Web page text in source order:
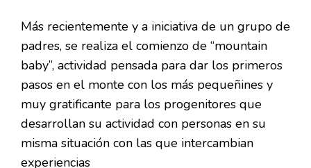
Más recientemente y a iniciativa de un grupo de
padres, se realiza el comienzo de “mountain
baby”, actividad pensada para dar los primeros
pasos en el monte con los más pequeñines y
muy gratificante para los progenitores que
desarrollan su actividad con personas en su
misma situación con las que intercambian
experiencias